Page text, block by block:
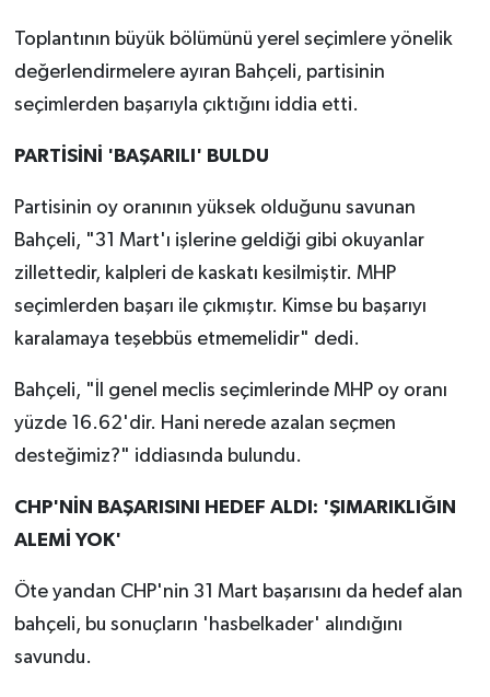
Toplantının büyük bölümünü yerel seçimlere yönelik
değerlendirmelere ayıran Bahçeli, partisinin
seçimlerden başarıyla çıktığını iddia etti.
PARTİSİNİ 'BAŞARILI' BULDU
Partisinin oy oranının yüksek olduğunu savunan
Bahçeli, "31 Mart'ı işlerine geldiği gibi okuyanlar
zillettedir, kalpleri de kaskatı kesilmiştir. MHP
seçimlerden başarı ile çıkmıştır. Kimse bu başarıyı
karalamaya teşebbüs etmemelidir" dedi.
Bahçeli, "İl genel meclis seçimlerinde MHP oy oranı
yüzde 16.62'dir. Hani nerede azalan seçmen
desteğimiz?" iddiasında bulundu.
CHP'NİN BAŞARISINI HEDEF ALDI: 'ŞIMARIKLIĞIN
ALEMİ YOK'
Öte yandan CHP'nin 31 Mart başarısını da hedef alan
bahçeli, bu sonuçların 'hasbelkader' alındığını
savundu.